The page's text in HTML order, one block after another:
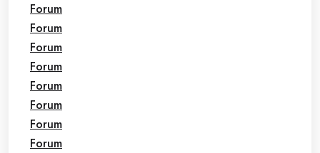
Forum
Forum
Forum
Forum
Forum
Forum
Forum
Forum